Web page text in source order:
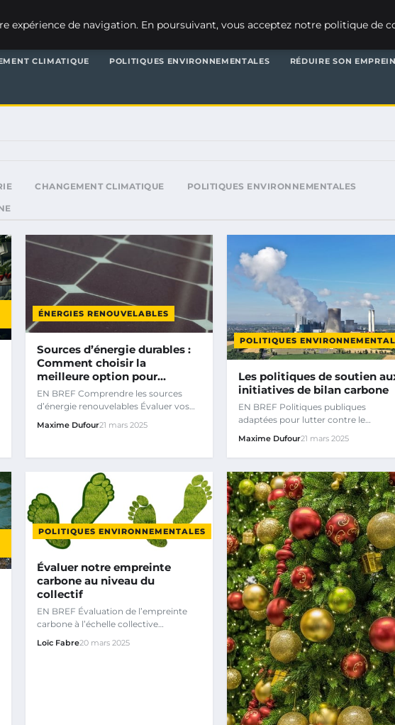
CLIMATIQUE POLITIQUES ENVIRONNEMENTALES RÉDUIRE SON
CHANGEMENT CLIMATIQUE POLITIQUES ENVIRONNEMENTALES
ÉNERGIES RENOUVELABLES
Sources d’énergie durables :
Comment choisir la
meilleure option pour…
EN BREF Comprendre les sources
d’énergie renouvelables Évaluer vos
Maxime Dufour21 mars 2025
POLITIQUES
Les politiques de soutien
initiatives de bilan carbone
EN BREF Politiques publiques
adaptées pour lutter contre le
Maxime Dufour21 mars 2025
POLITIQUES ENVIRONNEMENTALES
Évaluer notre empreinte
carbone au niveau du
collectif
EN BREF Évaluation de l’empreinte
carbone à l’échelle collective
Importance du bilan carbone pour…
Loïc Fabre20 mars 2025
expérience de navigation. En poursuivant, vous acceptez notre politique de